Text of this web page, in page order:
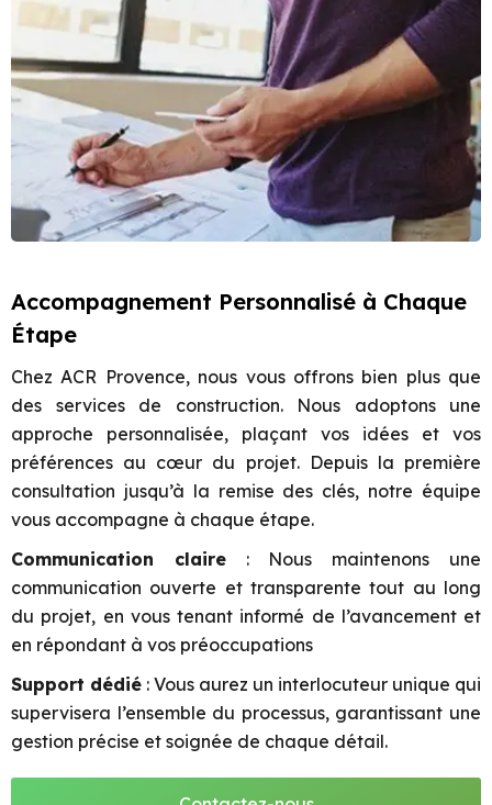
Accompagnement Personnalisé à Chaque
Étape
Chez ACR Provence, nous vous offrons bien plus que
des services de construction. Nous adoptons une
approche personnalisée, plaçant vos idées et vos
préférences au cœur du projet. Depuis la première
consultation jusqu’à la remise des clés, notre équipe
vous accompagne à chaque étape.
Communication claire: Nous maintenons une
communication ouverte et transparente tout au long
du projet, en vous tenant informé de l’avancement et
en répondant à vos préoccupations
Support dédié : Vous aurez un interlocuteur unique qui
supervisera l’ensemble du processus, garantissant une
gestion précise et soignée de chaque détail.